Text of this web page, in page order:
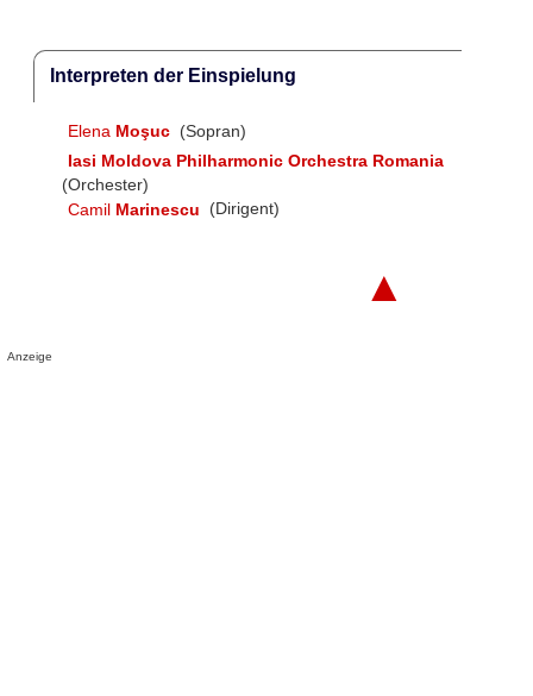
Interpreten der Einspielung
Elena Moşuc (Sopran)
Iasi Moldova Philharmonic Orchestra Romania
(Orchester)
Camil Marinescu (Dirigent)
▲
Anzeige